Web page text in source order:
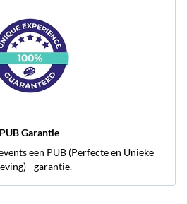
PUB Garantie
een PUB (Perfecte en Unieke
- garantie.